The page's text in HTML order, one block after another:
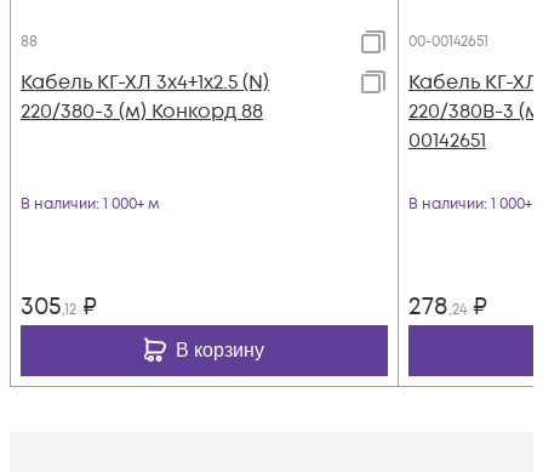
88
Кабель КГ-ХЛ 3х4+1х2.5 (N)
220/380-3 (м) Конкорд 88
В наличии: 1 000+ м
305,12 ₽
В корзину
00-00142651
Кабель КГ-ХЛ
220/380В-3
00142651
В наличии: 1 000+
278,24 ₽